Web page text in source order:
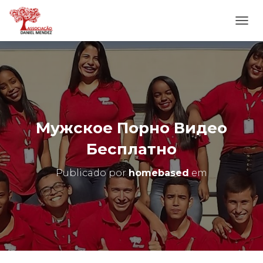
L
T
E
R
N
A
N
A
E
G
O
Мужское Порно Видео
Бесплатно
Publicado porhomebased em